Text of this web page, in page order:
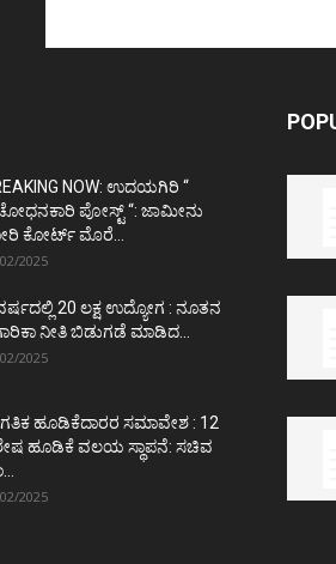
NOW: ಉದಯಗಿರಿ “
ಪೋಸ್ಟ್‌ “: ಜಾಮೀನು
ಕೋರ್ಟ್‌ ಮೊರೆ...
2025
20 ಲಕ್ಷ ಉದ್ಯೋಗ : ನೂತನ
ನೀತಿ ಬಿಡುಗಡೆ ಮಾಡಿದ...
2025
ಹೂಡಿಕೆದಾರರ ಸಮಾವೇಶ : 12
ಹೂಡಿಕೆ ವಲಯ ಸ್ಥಾಪನೆ: ಸಚಿವ
2025